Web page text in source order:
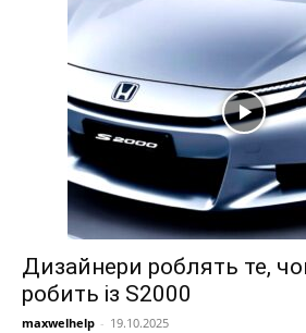
Дизайнери роблять те,
робить із S2000
maxwelhelp - 19.10.2025